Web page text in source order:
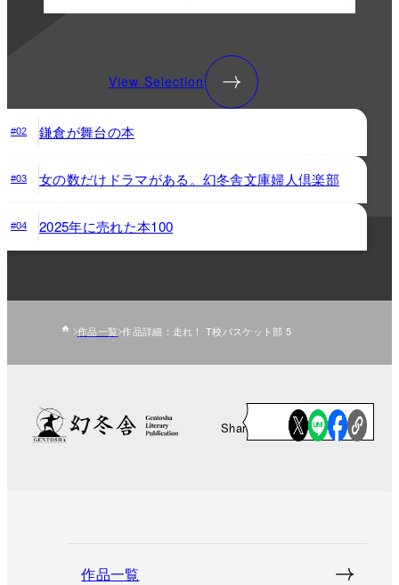
View Selection
#02 鎌倉が舞台の本
#03 女の数だけドラマがある。幻冬舎文庫婦人倶楽部
#04 2025年に売れた本100
作品一覧 作品詳細：走れ！ T校バスケット部 5
Share
作品一覧